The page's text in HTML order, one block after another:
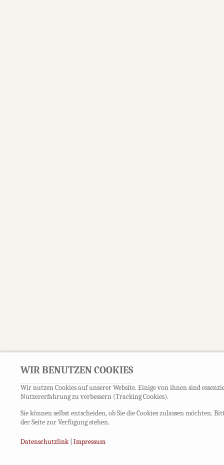
WIR BENUTZEN COOKIES
Wir nutzen Cookies auf unserer Website. Einige von ihnen sind
Nutzererfahrung zu verbessern (Tracking Cookies).
Sie können selbst entscheiden, ob Sie die Cookies zulassen
der Seite zur Verfügung stehen.
Datenschutzlink Impressum